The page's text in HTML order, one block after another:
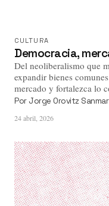
CULTURA
Democracia,
Del neoliberalismo que
expandir bienes
mercado y fortalezca lo
Por Jorge Orovitz
24 abril, 2026